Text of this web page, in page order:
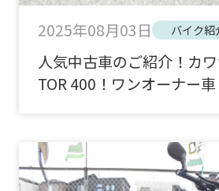
2025年08月03日 バイク紹
人気中古車のご紹介！カ
TOR 400！ワンオーナー車